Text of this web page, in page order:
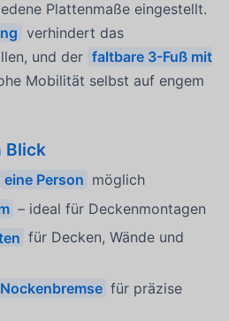
Plattenmaße eingestellt.
verhindert das
und der faltbare 3-Fuß mit
Mobilität selbst auf engem
Blick
eine Person möglich
– ideal für Deckenmontagen
für Decken, Wände und
für präzise